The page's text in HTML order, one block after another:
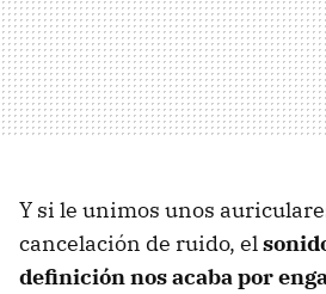
Y si le unimos unos
cancelación de ruido, el
definición nos acaba por